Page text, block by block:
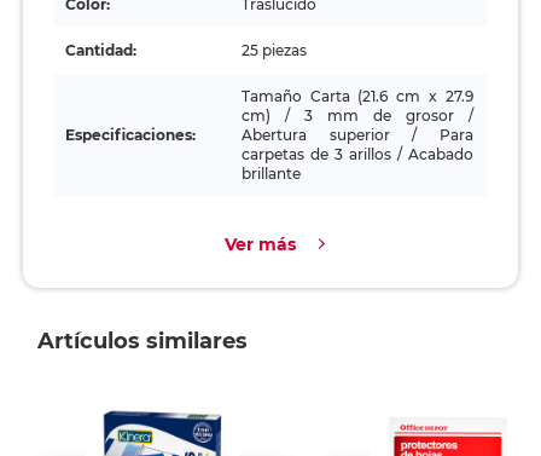
Color: Traslúcido
Cantidad: 25 piezas
Especificaciones:
Tamaño Carta (21.6 cm x 27.9
cm) / 3 mm de grosor /
Abertura superior / Para
carpetas de 3 arillos / Acabado
brillante
Ver más
Artículos similares